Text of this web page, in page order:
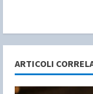
n
u
e
ARTICOLI